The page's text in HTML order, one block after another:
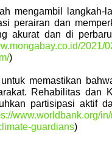
mengambil langkah-
perairan dan
akurat dan di
2021/
)
memastikan
Rehabilitas dan
partisipasi aktif
www.worldbank.org/
guardians)